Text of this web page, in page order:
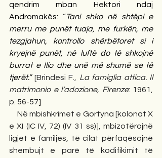
qendrim mban Hektori ndaj
Andromakës: “Tani shko në shtëpi e
merru me punët tuaja, me furkën, me
tezgjahun, kontrollo shërbëtoret si i
kryejnë punët, në luftë do të shkojnë
burrat e Ilio dhe unë më shumë se të
tjerët.” [Brindesi F., La famiglia attica. Il
matrimonio e l’adozione, Firenze: 1961,
p. 56-57]
Në mbishkrimet e Gortyna [kolonat X
e XI (IC IV, 72) (IV 31 ss)], mbizotërojnë
ligjet e familjes, të cilat përfaqësojnë
shembujt e parë të kodifikimit të